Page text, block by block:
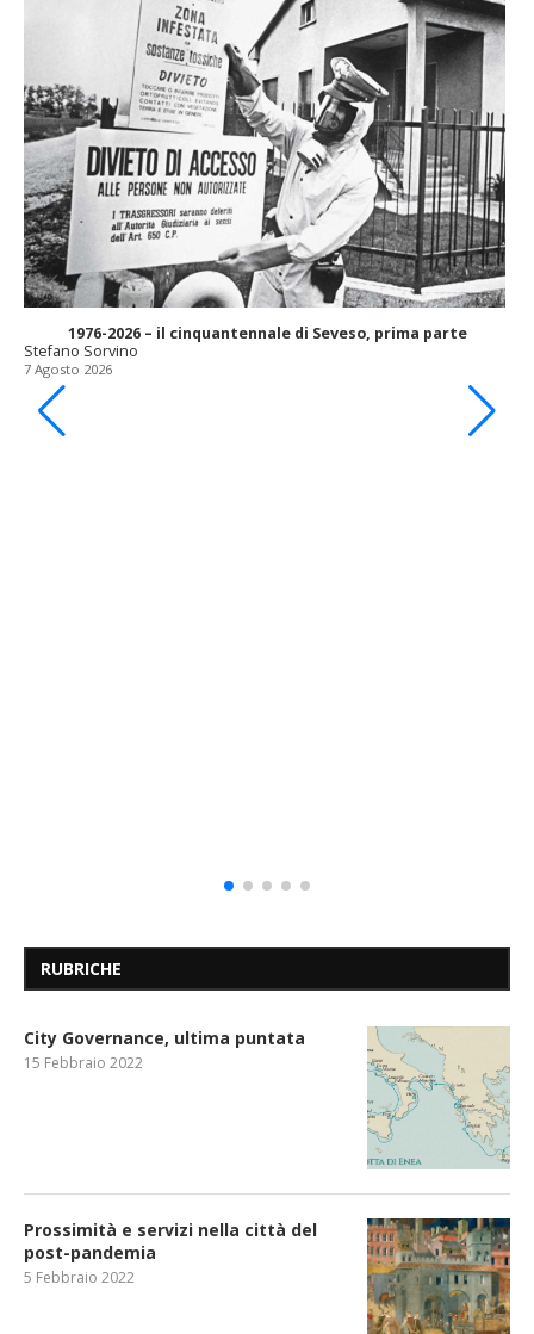
1976-2026 – il cinquantennale di Seveso, prima parte
Stefano Sorvino
7 Agosto 2026
RUBRICHE
City Governance, ultima puntata
15 Febbraio 2022
Prossimità e servizi nella città del
post-pandemia
5 Febbraio 2022